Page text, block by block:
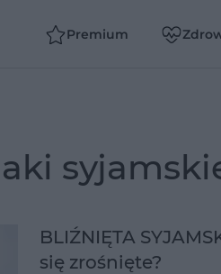
Premium
BLIŹNIĘTA
się zrośnięte?